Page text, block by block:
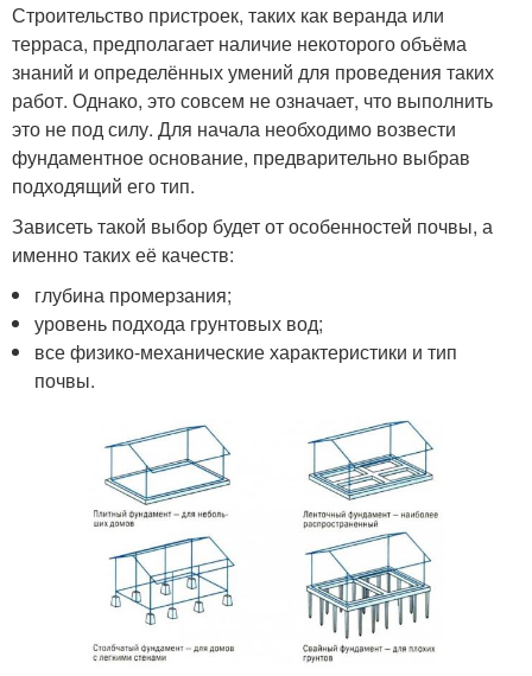
Строительство пристроек, таких как веранда или
терраса, предполагает наличие некоторого объёма
знаний и определённых умений для проведения таких
работ. Однако, это совсем не означает, что выполнить
это не под силу. Для начала необходимо возвести
фундаментное основание, предварительно выбрав
подходящий его тип.
Зависеть такой выбор будет от особенностей почвы, а
именно таких её качеств:
глубина промерзания;
уровень подхода грунтовых вод;
все физико-механические характеристики и тип
почвы.